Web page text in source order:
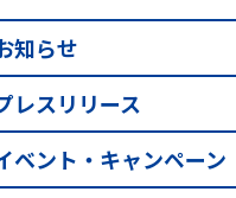
知らせ
レスリリース
ベント・キャンペーン